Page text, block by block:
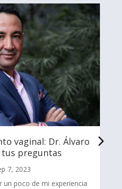
vaginal: Dr. Álvaro
tus preguntas
7, 2023
un poco de mi experiencia